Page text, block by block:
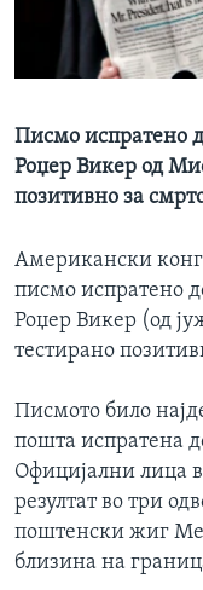
ИНТЕРВЈУА
Јазици
Писмо испратено
Роџер Викер од
позитивно за
Американски
писмо испратено
Роџер Викер (од
тестирано
Писмото било
пошта испратена
Официјални лица
резултат во три
поштенски жиг
близина на